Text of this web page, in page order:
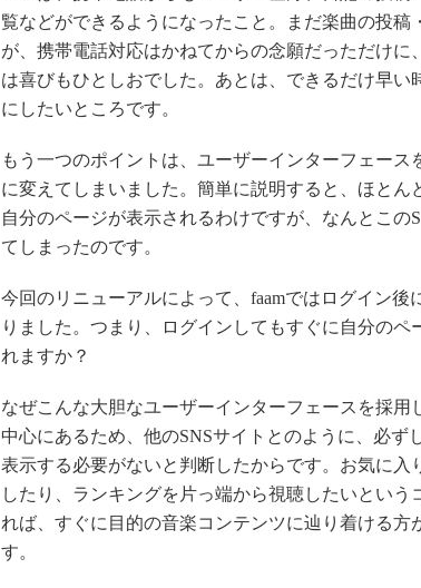
覧などができるようになったこと。まだ楽曲の投稿
が、携帯電話対応はかねてからの念願だっただけ
は喜びもひとしおでした。あとは、できるだけ早い
にしたいところです。
もう一つのポイントは、ユーザーインターフェー
に変えてしまいました。簡単に説明すると、ほとん
自分のページが表示されるわけですが、なんとこの
てしまったのです。
今回のリニューアルによって、faamではログイン
りました。つまり、ログインしてもすぐに自分の
れますか？
なぜこんな大胆なユーザーインターフェースを採用
中心にあるため、他のSNSサイトとのように、必ず
表示する必要がないと判断したからです。お気に
したり、ランキングを片っ端から視聴したいとい
れば、すぐに目的の音楽コンテンツに辿り着ける
す。